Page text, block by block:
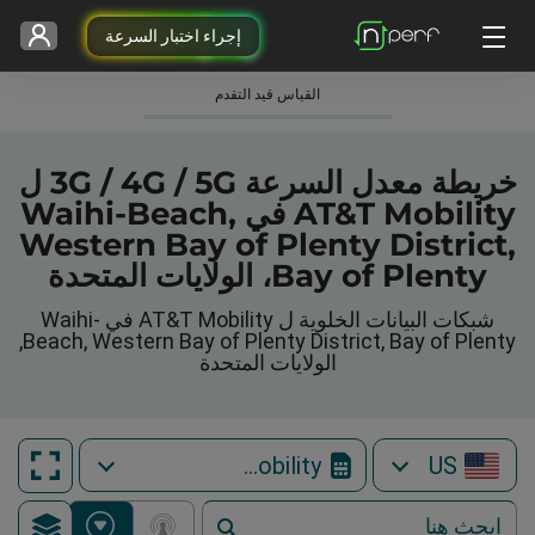
إجراء اختبار السرعة
القياس قيد التقدم
خريطة معدل السرعة 3G / 4G / 5G ل
AT&T Mobility في Waihi-Beach,
Western Bay of Plenty District,
Bay of Plenty، الولايات المتحدة
شبكات البيانات الخلوية ل AT&T Mobility في Waihi-
Beach, Western Bay of Plenty District, Bay of Plenty,
الولايات المتحدة
US
AT&T Mobility